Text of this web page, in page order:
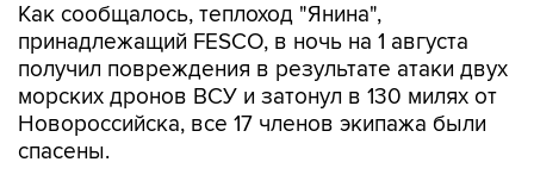
Как сообщалось, теплоход "Янина",
принадлежащий FESCO, в ночь на 1 августа
получил повреждения в результате атаки двух
морских дронов ВСУ и затонул в 130 милях от
Новороссийска, все 17 членов экипажа были
спасены.